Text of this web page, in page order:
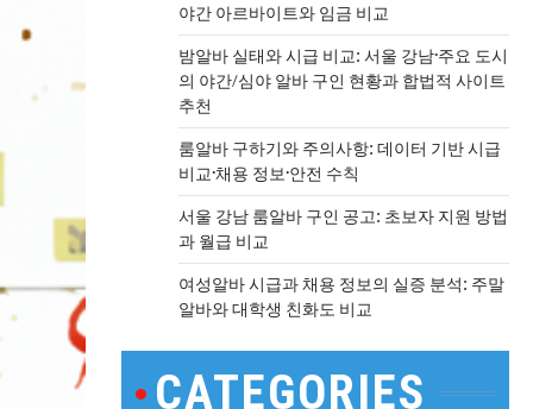
야간 아르바이트와 임금 비교
밤알바 실태와 시급 비교: 서울 강남·주요 도시
의 야간/심야 알바 구인 현황과 합법적 사이트
추천
룸알바 구하기와 주의사항: 데이터 기반 시급
비교·채용 정보·안전 수칙
서울 강남 룸알바 구인 공고: 초보자 지원 방법
과 월급 비교
여성알바 시급과 채용 정보의 실증 분석: 주말
알바와 대학생 친화도 비교
CATEGORIES